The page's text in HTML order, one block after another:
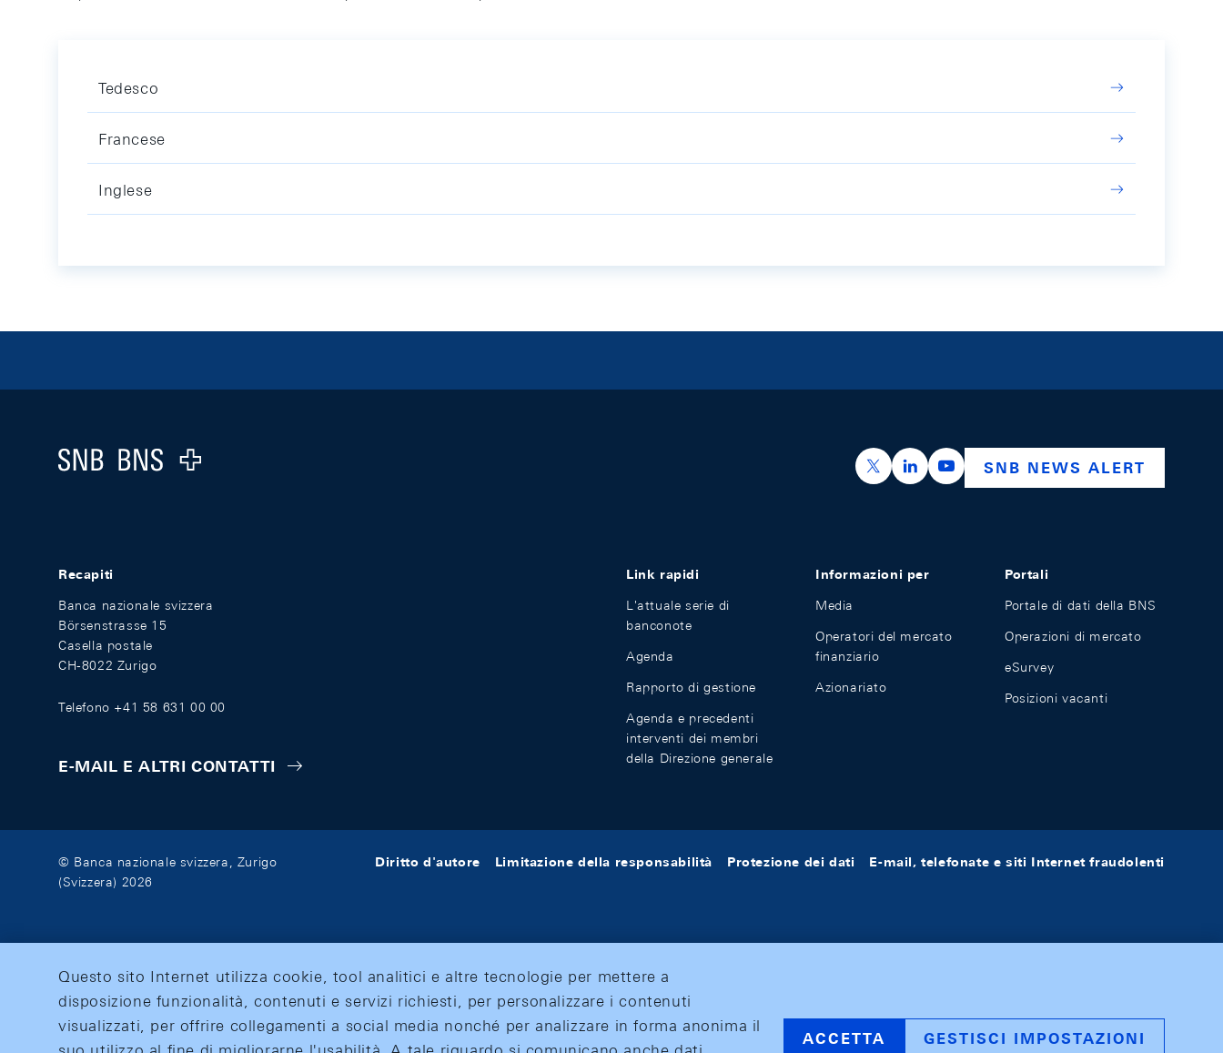
Tedesco
Francese
Inglese
Logo
https://x.com/snb_bns
https://ch.linkedin.com/company/swiss-
https://www.youtube.com/
SNB NEWS ALERT
Recapiti
Banca nazionale svizzera
Börsenstrasse 15
Casella postale
CH-8022 Zurigo
Telefono +41 58 631 00 00
E-MAIL E ALTRI CONTATTI
Link rapidi
L'attuale serie di
banconote
Agenda
Rapporto di gestione
Agenda e precedenti
interventi dei membri
della Direzione generale
Informazioni per
Media
Operatori del mercato
finanziario
Azionariato
Portali
Portale di dati della BNS
Operazioni di mercato
eSurvey
Posizioni vacanti
© Banca nazionale svizzera, Zurigo
(Svizzera) 2026
Diritto d'autore Limitazione della responsabilità Protezione dei dati E-mail, telefonate e siti Internet fraudolenti
Questo sito Internet utilizza cookie, tool analitici e altre tecnologie per mettere a
disposizione funzionalità, contenuti e servizi richiesti, per personalizzare i contenuti
visualizzati, per offrire collegamenti a social media nonché per analizzare in forma anonima il
ACCETTA GESTISCI IMPOSTAZIONI